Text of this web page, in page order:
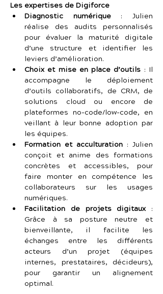
Les expertises de Digiforce
Diagnostic numérique : Julien
réalise des audits personnalisés
pour évaluer la maturité digitale
d’une structure et identifier les
leviers d’amélioration.
Choix et mise en place d’outils : Il
accompagne le déploiement
d’outils collaboratifs, de CRM, de
solutions cloud ou encore de
plateformes no-code/low-code, en
veillant à leur bonne adoption par
les équipes.
Formation et acculturation : Julien
conçoit et anime des formations
concrètes et accessibles, pour
faire monter en compétence les
collaborateurs sur les usages
numériques.
Facilitation de projets digitaux :
Grâce à sa posture neutre et
bienveillante, il facilite les
échanges entre les différents
acteurs d’un projet (équipes
internes, prestataires, décideurs),
pour garantir un alignement
optimal.